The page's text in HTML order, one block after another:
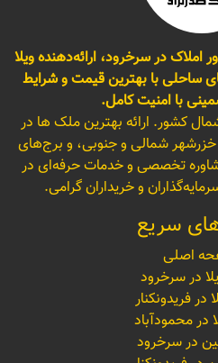
املاک در سرخرود، ارائه‌دهنده ویلا
ساحلی با بهترین قیمت و شرایط
با امنیت کامل.
کشور. ارائه بهترین ملک ها در
خزرشهر شمالی و جنوبی، و برج‌های
تخصصی و خدمات حرفه‌ای در
و خریداران گرامی.
سریع
اصلی
در سرخرود
در فریدونکنار
در محمودآباد
در سرخرود